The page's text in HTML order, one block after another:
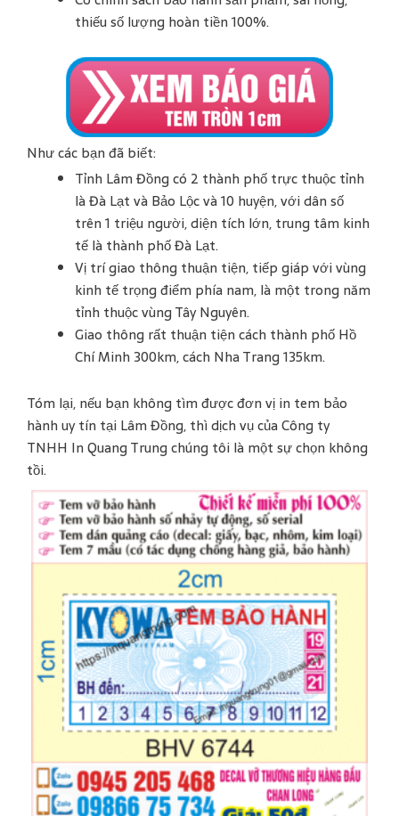
thiếu số lượng hoàn tiền 100%.
Như các bạn đã biết:
Tỉnh Lâm Đồng có 2 thành phố trực thuộc tỉnh
là Đà Lạt và Bảo Lộc và 10 huyện, với dân số
trên 1 triệu người, diện tích lớn, trung tâm kinh
tế là thành phố Đà Lạt.
Vị trí giao thông thuận tiện, tiếp giáp với vùng
kinh tế trọng điểm phía nam, là một trong năm
tỉnh thuộc vùng Tây Nguyên.
Giao thông rất thuận tiện cách thành phố Hồ
Chí Minh 300km, cách Nha Trang 135km.
Tóm lại, nếu bạn không tìm được đơn vị in tem bảo
hành uy tín tại Lâm Đồng, thì dịch vụ của Công ty
TNHH In Quang Trung chúng tôi là một sự chọn không
tồi.